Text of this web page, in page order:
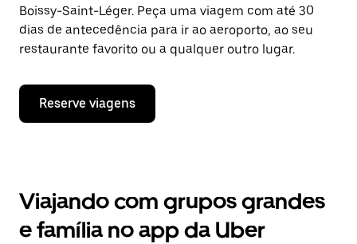
Boissy-Saint-Léger. Peça uma viagem com até 30
dias de antecedência para ir ao aeroporto, ao seu
restaurante favorito ou a qualquer outro lugar.
Reserve viagens
Viajando com grupos grandes
e família no app da Uber